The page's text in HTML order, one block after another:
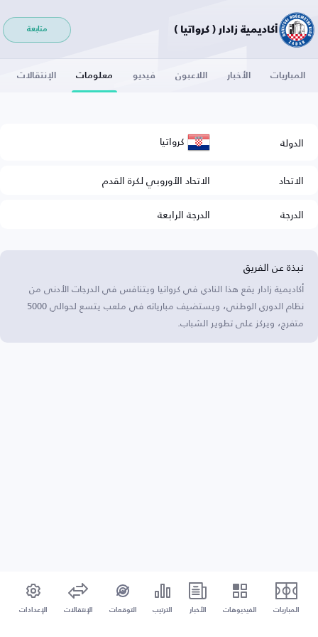
أكاديمية زادار ( كرواتيا ) متابعة
المباريات الأخبار اللاعبون فيديو معلومات الإنتقالات
الدولة كرواتيا
الاتحاد
الاتحاد الأوروبي لكرة القدم
الدرجة
الدرجة الرابعة
نبذة عن الفريق
أكاديمية زادار يقع هذا النادي في كرواتيا ويتنافس في الدرجات الأدنى من
نظام الدوري الوطني، ويستضيف مبارياته في ملعب يتسع لحوالي 5000
متفرج، ويركز على تطوير الشباب.
المباريات الفيديوهات الأخبار الترتيب التوقعات الإنتقالات الإعدادات